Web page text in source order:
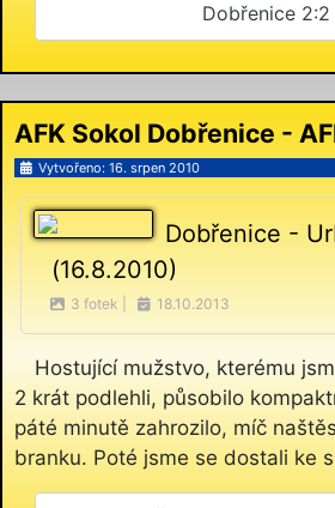
Dobřenice 2:2
AFK Sokol Dobřenice -
(1:1)Vytvořeno: 16. srpen 2010
Dobřenice -
(16.8.2010)
3 fotek | 18.10.2013
Hostující mužstvo, kterému
2 krát podlehli, působilo
páté minutě zahrozilo, míč
branku. Poté jsme se dostali ke